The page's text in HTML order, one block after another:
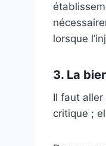
lorsque
3. La
Il faut
critique ;